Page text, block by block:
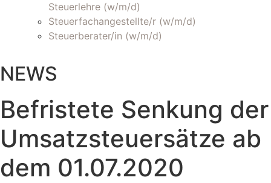
Steuerlehre (w/m/d)
Steuerfachangestellte/r (w/m/d)
Steuerberater/in (w/m/d)
NEWS
Befristete Senkung der
Umsatzsteuersätze ab
dem 01.07.2020